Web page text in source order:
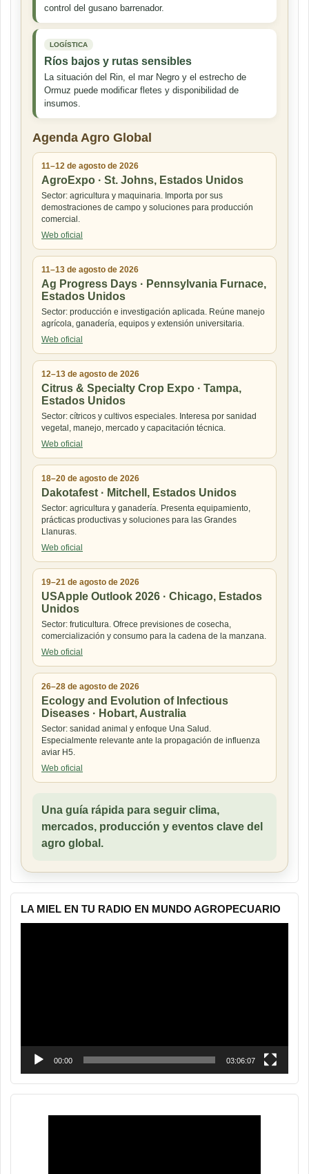
control del gusano barrenador.
LOGÍSTICA
Ríos bajos y rutas sensibles
La situación del Rin, el mar Negro y el estrecho de
Ormuz puede modificar fletes y disponibilidad de
insumos.
Agenda Agro Global
11–12 de agosto de 2026
AgroExpo · St. Johns, Estados Unidos
Sector: agricultura y maquinaria. Importa por sus
demostraciones de campo y soluciones para producción
comercial.
Web oficial
11–13 de agosto de 2026
Ag Progress Days · Pennsylvania Furnace,
Estados Unidos
Sector: producción e investigación aplicada. Reúne manejo
agrícola, ganadería, equipos y extensión universitaria.
Web oficial
12–13 de agosto de 2026
Citrus & Specialty Crop Expo · Tampa,
Estados Unidos
Sector: cítricos y cultivos especiales. Interesa por sanidad
vegetal, manejo, mercado y capacitación técnica.
Web oficial
18–20 de agosto de 2026
Dakotafest · Mitchell, Estados Unidos
Sector: agricultura y ganadería. Presenta equipamiento,
prácticas productivas y soluciones para las Grandes
Llanuras.
Web oficial
19–21 de agosto de 2026
USApple Outlook 2026 · Chicago, Estados
Unidos
Sector: fruticultura. Ofrece previsiones de cosecha,
comercialización y consumo para la cadena de la manzana.
Web oficial
26–28 de agosto de 2026
Ecology and Evolution of Infectious
Diseases · Hobart, Australia
Sector: sanidad animal y enfoque Una Salud.
Especialmente relevante ante la propagación de influenza
aviar H5.
Web oficial
Una guía rápida para seguir clima,
mercados, producción y eventos clave del
agro global.
LA MIEL EN TU RADIO EN MUNDO AGROPECUARIO
00:00 03:06:07